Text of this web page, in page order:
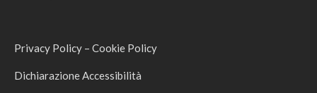
Privacy Policy – Cookie Policy
Dichiarazione Accessibilità